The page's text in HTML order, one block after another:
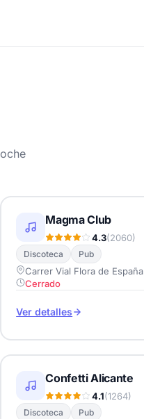
Magma Club
4.3(2060)
Discoteca Pub
Carrer Vial Flora de España
Cerrado
Ver detalles
Confetti Alicante
4.1(1264)
Discoteca Pub